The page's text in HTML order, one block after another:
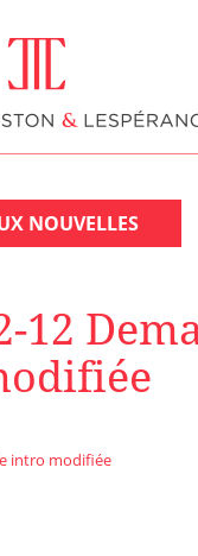
NOUVELLES
12
intro modifiée